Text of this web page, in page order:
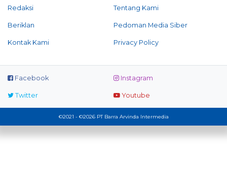
Redaksi Tentang Kami
Beriklan Pedoman Media Siber
Kontak Kami Privacy Policy
Facebook Instagram
Twitter Youtube
©2021 - ©2026 PT Barra Arvinda Intermedia